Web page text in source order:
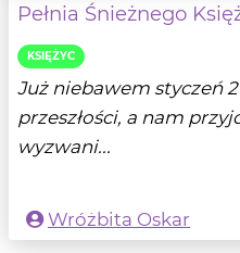
Pełnia Śnieżnego
KSIĘŻYC
Już niebawem styczeń
przeszłości, a nam
wyzwani...
Wróżbita Oskar